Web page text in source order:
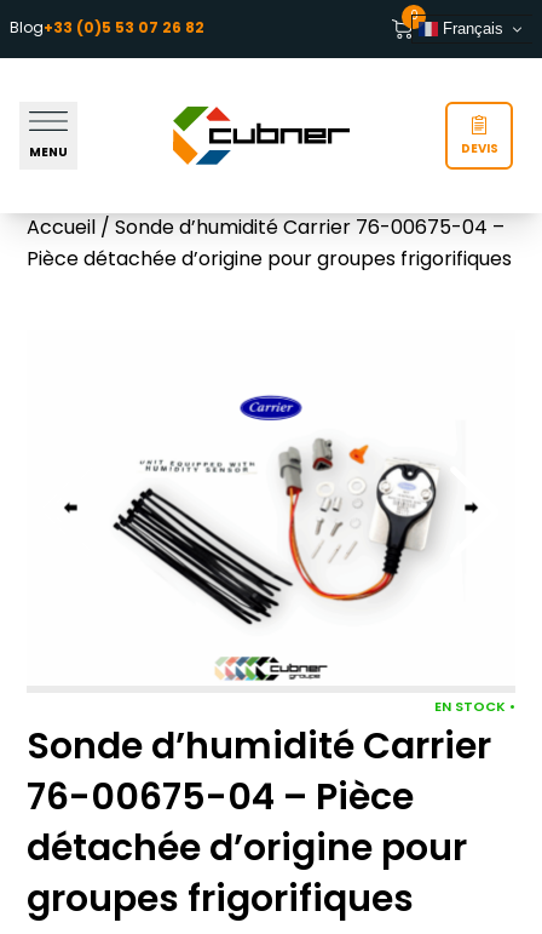
Aller au contenu
Blog+33 (0)5 53 07 26 82
0
Français
MENU DEVIS
Accueil/ Sonde d’humidité Carrier 76-00675-04 –
Pièce détachée d’origine pour groupes frigorifiques
EN STOCK •
Sonde d’humidité Carrier
76-00675-04 – Pièce
détachée d’origine pour
groupes frigorifiques